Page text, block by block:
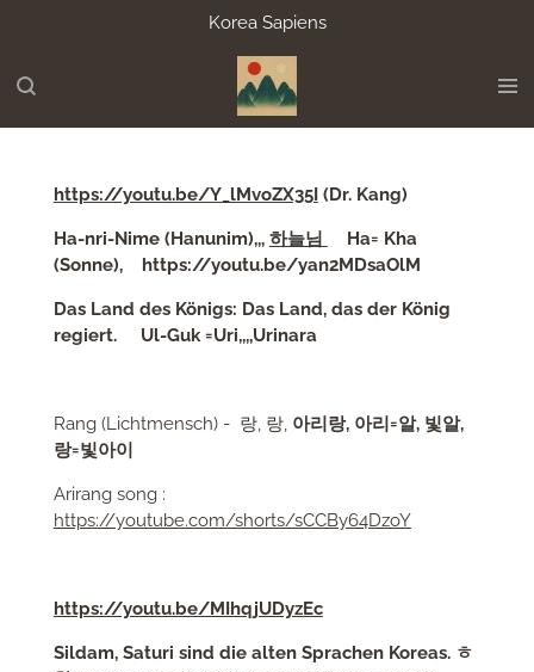
springen
Korea Sapiens
https://youtu.be/Y_lMvoZX35I(Dr. Kang)
Ha-nri-Nime (Hanunim),,, 하늘님
Ha= Kha
(Sonne), https://youtu.be/yan2MDsaOlM
Das Land des Königs: Das Land, das der König
regiert. Ul-Guk =Uri,,,,Urinara
Rang (Lichtmensch) - 랑, 랑, 아리랑, 아리=알, 빛알,
랑=빛아이
Arirang song :
https://youtube.com/shorts/sCCBy64DzoY
https://youtu.be/MIhqjUDyzEc
Sildam, Saturi sind die alten Sprachen Koreas. ㅎ